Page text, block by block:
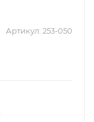
Артикул: 253-050